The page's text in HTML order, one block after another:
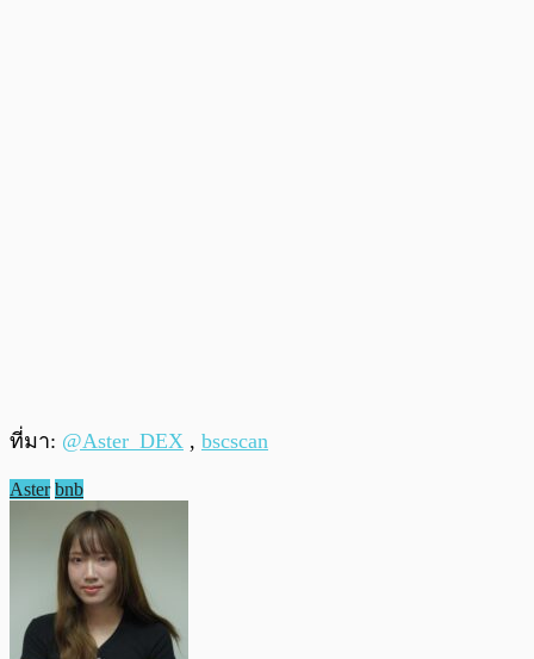
ที่มา: @Aster_DEX , bscscan
Aster bnb